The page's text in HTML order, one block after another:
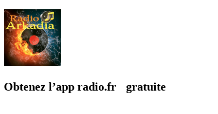
Obtenez l’app radio.fr gratuite